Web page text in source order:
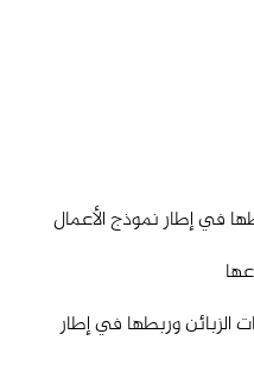
في إطار نموذج الأعمال
الزبائن وربطها في إطار